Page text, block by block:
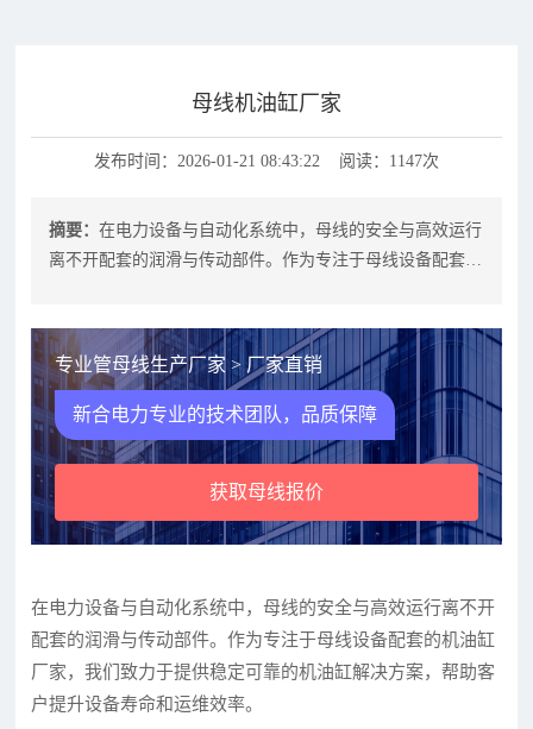
母线机油缸厂家
发布时间：2026-01-21 08:43:22 阅读：1147次
摘要：在电力设备与自动化系统中，母线的安全与高效运行
离不开配套的润滑与传动部件。作为专注于母线设备配套的
专业管母线生产厂家 > 厂家直销
新合电力专业的技术团队，品质保障
获取母线报价
在电力设备与自动化系统中，母线的安全与高效运行离不开
配套的润滑与传动部件。作为专注于母线设备配套的机油缸
厂家，我们致力于提供稳定可靠的机油缸解决方案，帮助客
户提升设备寿命和运维效率。